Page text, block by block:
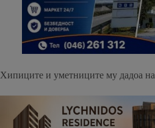
Хипиците и уметниците му дадоа